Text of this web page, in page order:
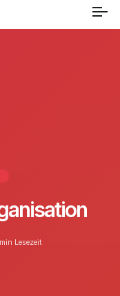
Lesezeit